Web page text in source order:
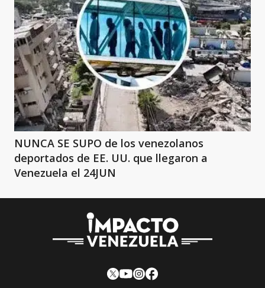
NUNCA SE SUPO de los venezolanos
deportados de EE. UU. que llegaron a
Venezuela el 24JUN